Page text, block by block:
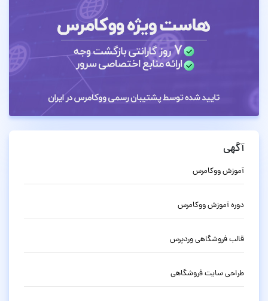
آگهی
آموزش ووکامرس
دوره آموزش ووکامرس
قالب فروشگاهی وردپرس
طراحی سایت فروشگاهی